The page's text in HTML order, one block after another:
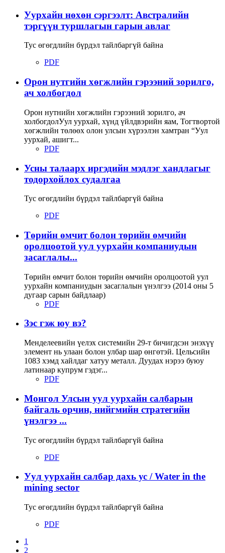
Уурхайн нөхөн сэргээлт: Австралийн
тэргүүн туршлагын гарын авлаг
Тус өгөгдлийн бүрдэл тайлбаргүй байна
PDF
Орон нутгийн хөгжлийн гэрээний зорилго,
ач холбогдол
Орон нутнийн хөгжлийн гэрээний зорилго, ач
холбогдолУул уурхай, хүнд үйлдвэрийн яам, Тогтвортой
хөгжлийн төлөөх олон улсын хүрээлэн хамтран “Уул
уурхай, ашигт...
PDF
Усны талаарх иргэдийн мэдлэг хандлагыг
тодорхойлох судалгаа
Тус өгөгдлийн бүрдэл тайлбаргүй байна
PDF
Төрийн өмчит болон төрийн өмчийн
оролцоотой уул уурхайн компаниудын
засаглалы...
Төрийн өмчит болон төрийн өмчийн оролцоотой уул
уурхайн компаниудын засаглалын үнэлгээ (2014 оны 5
дугаар сарын байдлаар)
PDF
Зэс гэж юу вэ?
Менделеевийн үелэх системийн 29-т бичигдсэн энэхүү
элемент нь улаан болон улбар шар өнгөтэй. Цельсийн
1083 хэмд хайлдаг хатуу металл. Дуудах нэрээ буюу
латинаар купрум гэдэг...
PDF
Монгол Улсын уул уурхайн салбарын
байгаль орчин, нийгмийн стратегийн
үнэлгээ ...
Тус өгөгдлийн бүрдэл тайлбаргүй байна
PDF
Уул уурхайн салбар дахь ус / Water in the
mining sector
Тус өгөгдлийн бүрдэл тайлбаргүй байна
PDF
1
2